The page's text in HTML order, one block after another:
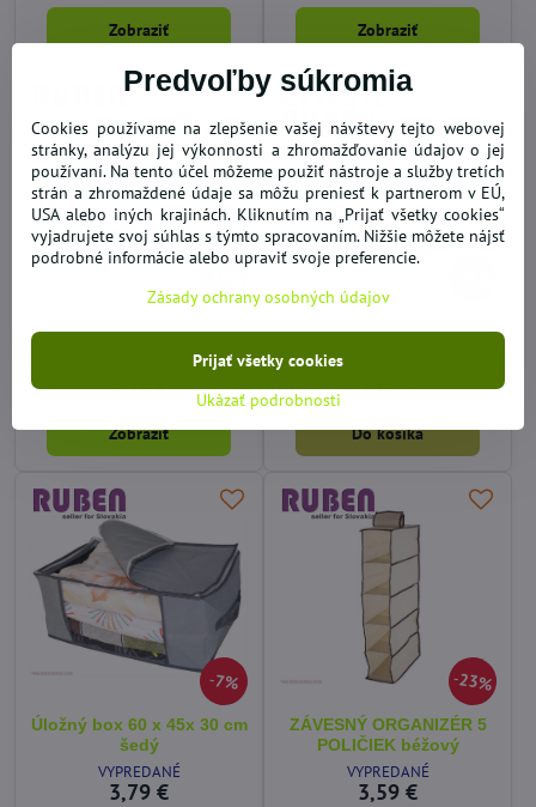
Zobraziť Zobraziť
3,28 €
Zobraziť
2,67 €
Do košíka
7%
Úložný box 60 x 45x 30 cm
šedý
VYPREDANÉ
3,79 €
23%
ZÁVESNÝ ORGANIZÉR 5
POLIČIEK béžový
VYPREDANÉ
3,59 €
Predvoľby súkromia
Cookies používame na zlepšenie vašej návštevy tejto webovej
stránky, analýzu jej výkonnosti a zhromažďovanie údajov o jej
používaní. Na tento účel môžeme použiť nástroje a služby tretích
strán a zhromaždené údaje sa môžu preniesť k partnerom v EÚ,
USA alebo iných krajinách. Kliknutím na „Prijať všetky cookies“
vyjadrujete svoj súhlas s týmto spracovaním. Nižšie môžete nájsť
podrobné informácie alebo upraviť svoje preferencie.
Zásady ochrany osobných údajov
Ukázať podrobnosti
Prijať všetky cookies